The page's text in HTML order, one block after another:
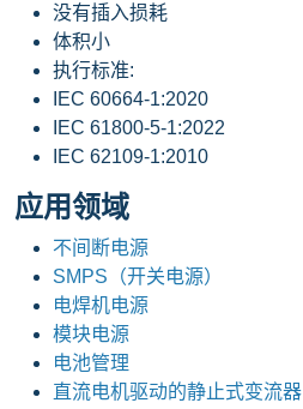
没有插入损耗
体积小
执行标准:
IEC 60664-1:2020
IEC 61800-5-1:2022
IEC 62109-1:2010
应用领域
不间断电源
SMPS（开关电源）
电焊机电源
模块电源
电池管理
直流电机驱动的静止式变流器